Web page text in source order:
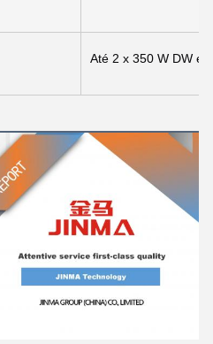
Até 2 x 350 W DW e